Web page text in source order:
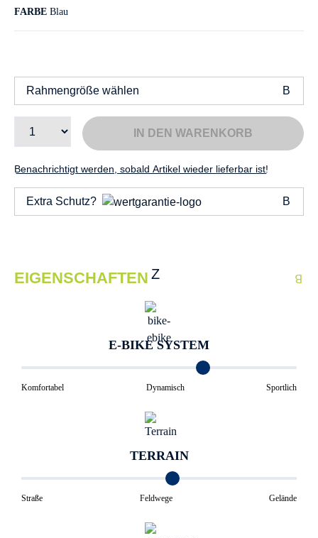
FARBE Blau
Rahmengröße wählen
IN DEN WARENKORB
Benachrichtigt werden, sobald Artikel wieder lieferbar ist!
Extra Schutz?
EIGENSCHAFTEN
E-BIKE SYSTEM
Komfortabel Dynamisch Sportlich
TERRAIN
Straße Feldwege Gelände